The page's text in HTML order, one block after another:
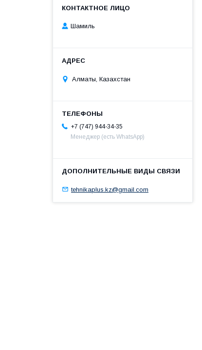
Шамиль
Алматы, Казахстан
+7 (747) 944-34-35
Менеджер (есть WhatsApp)
tehnikaplus.kz@gmail.com